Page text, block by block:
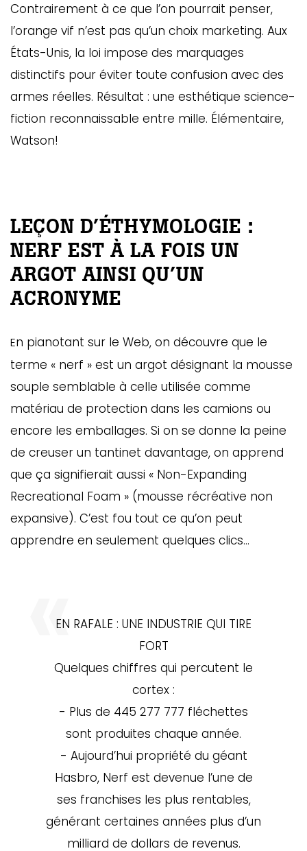
Contrairement à ce que l’on pourrait penser,
l’orange vif n’est pas qu’un choix marketing. Aux
États-Unis, la loi impose des marquages
distinctifs pour éviter toute confusion avec des
armes réelles. Résultat : une esthétique science-
fiction reconnaissable entre mille. Élémentaire,
Watson!
LEÇON D’ÉTHYMOLOGIE :
NERF EST À LA FOIS UN
ARGOT AINSI QU’UN
ACRONYME
En pianotant sur le Web, on découvre que le
terme « nerf » est un argot désignant la mousse
souple semblable à celle utilisée comme
matériau de protection dans les camions ou
encore les emballages. Si on se donne la peine
de creuser un tantinet davantage, on apprend
que ça signifierait aussi « Non-Expanding
Recreational Foam » (mousse récréative non
expansive). C’est fou tout ce qu’on peut
apprendre en seulement quelques clics…
EN RAFALE : UNE INDUSTRIE QUI TIRE
FORT
Quelques chiffres qui percutent le
cortex :
- Plus de 445 277 777 fléchettes
sont produites chaque année.
- Aujourd’hui propriété du géant
Hasbro, Nerf est devenue l’une de
ses franchises les plus rentables,
générant certaines années plus d’un
milliard de dollars de revenus.